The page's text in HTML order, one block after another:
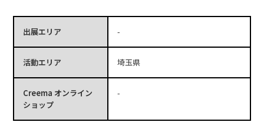
出展エリア -
活動エリア 埼玉県
Creema オンライン
ショップ
-